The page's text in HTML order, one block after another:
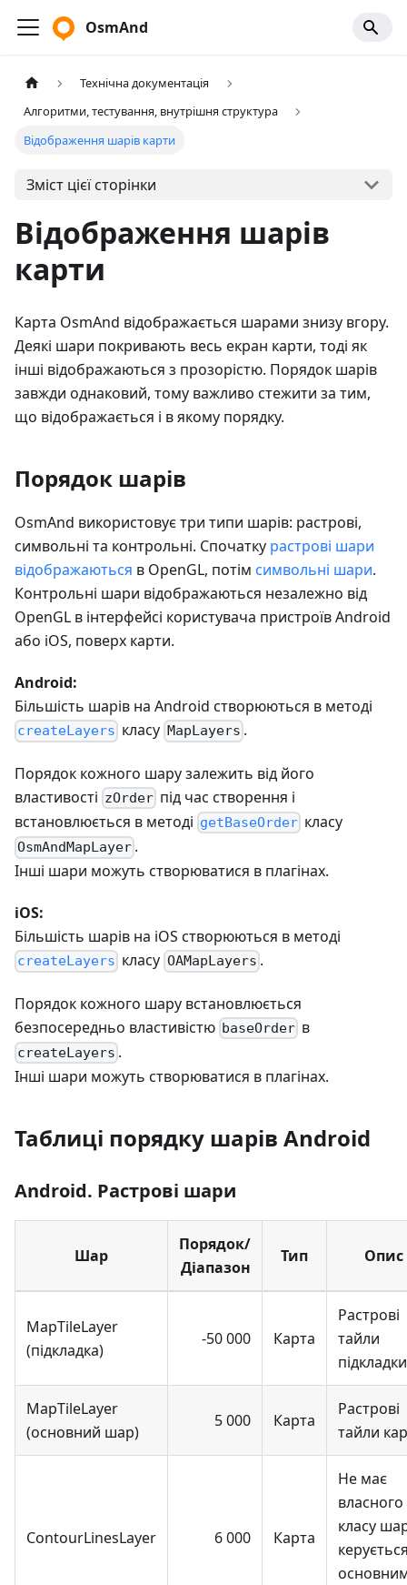
OsmAnd
Технічна документація
Алгоритми, тестування, внутрішня структура
Відображення шарів карти
Зміст цієї сторінки
Відображення шарів
карти
Карта OsmAnd відображається шарами знизу вгору.
Деякі шари покривають весь екран карти, тоді як
інші відображаються з прозорістю. Порядок шарів
завжди однаковий, тому важливо стежити за тим,
що відображається і в якому порядку.
Порядок шарів
OsmAnd використовує три типи шарів: растрові,
символьні та контрольні. Спочатку растрові шари
відображаються в OpenGL, потім символьні шари.
Контрольні шари відображаються незалежно від
OpenGL в інтерфейсі користувача пристроїв Android
або iOS, поверх карти.
Android:
Більшість шарів на Android створюються в методі
createLayers класу MapLayers .
Порядок кожного шару залежить від його
властивості zOrder під час створення і
встановлюється в методі getBaseOrder класу
OsmAndMapLayer .
Інші шари можуть створюватися в плагінах.
iOS:
Більшість шарів на iOS створюються в методі
createLayers класу OAMapLayers .
Порядок кожного шару встановлюється
безпосередньо властивістю baseOrder в
createLayers .
Інші шари можуть створюватися в плагінах.
Таблиці порядку шарів Android
Android. Растрові шари
Шар
Порядок/
Діапазон
Тип Опис
MapTileLayer
(підкладка)
-50 000 Карта
Растрові
тайли
підкладки
MapTileLayer
(основний шар)
5 000 Карта
Растрові
тайли
ContourLinesLayer 6 000 Карта
Не має
власного
класу